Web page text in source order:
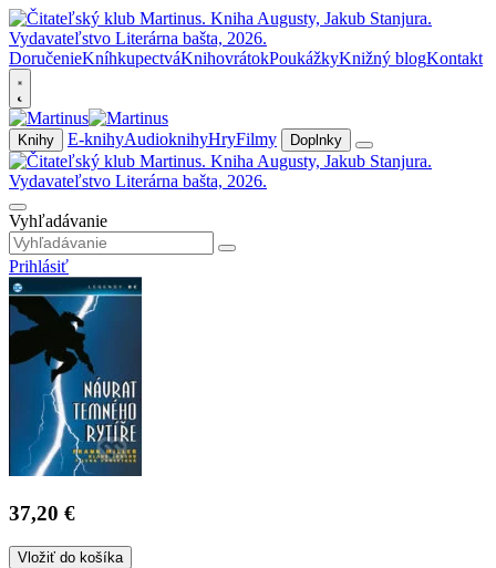
DoručenieKníhkupectváKnihovrátokPoukážkyKnižný blogKontakt
Knihy E-knihyAudioknihyHryFilmy Doplnky
Vyhľadávanie
Prihlásiť
37,20 €
Vložiť do košíka